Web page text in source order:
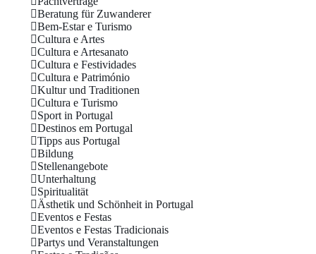
Beratung für Zuwanderer
Bem-Estar e Turismo
Cultura e Artes
Cultura e Artesanato
Cultura e Festividades
Cultura e Património
Kultur und Traditionen
Cultura e Turismo
Sport in Portugal
Destinos em Portugal
Tipps aus Portugal
Bildung
Stellenangebote
Unterhaltung
Spiritualität
Ästhetik und Schönheit in Portugal
Eventos e Festas
Eventos e Festas Tradicionais
Partys und Veranstaltungen